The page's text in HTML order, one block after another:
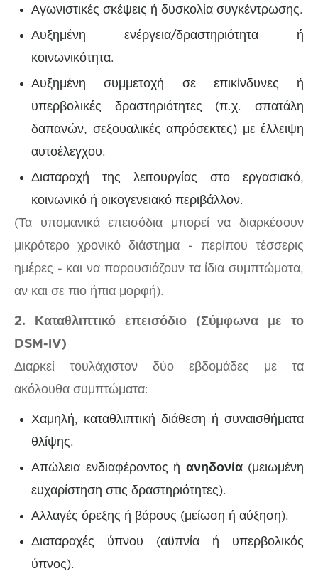
Αγωνιστικές σκέψεις ή δυσκολία συγκέντρωσης.
Αυξημένη ενέργεια/δραστηριότητα ή
κοινωνικότητα.
Αυξημένη συμμετοχή σε επικίνδυνες ή
υπερβολικές δραστηριότητες (π.χ. σπατάλη
δαπανών, σεξουαλικές απρόσεκτες) με έλλειψη
αυτοέλεγχου.
Διαταραχή της λειτουργίας στο εργασιακό,
κοινωνικό ή οικογενειακό περιβάλλον.
(Τα υπομανικά επεισόδια μπορεί να διαρκέσουν
μικρότερο χρονικό διάστημα - περίπου τέσσερις
ημέρες - και να παρουσιάζουν τα ίδια συμπτώματα,
αν και σε πιο ήπια μορφή).
2. Καταθλιπτικό επεισόδιο (Σύμφωνα με το
DSM-IV)
Διαρκεί τουλάχιστον δύο εβδομάδες με τα
ακόλουθα συμπτώματα:
Χαμηλή, καταθλιπτική διάθεση ή συναισθήματα
θλίψης.
Απώλεια ενδιαφέροντος ή ανηδονία(μειωμένη
ευχαρίστηση στις δραστηριότητες).
Αλλαγές όρεξης ή βάρους (μείωση ή αύξηση).
Διαταραχές ύπνου (αϋπνία ή υπερβολικός
ύπνος).